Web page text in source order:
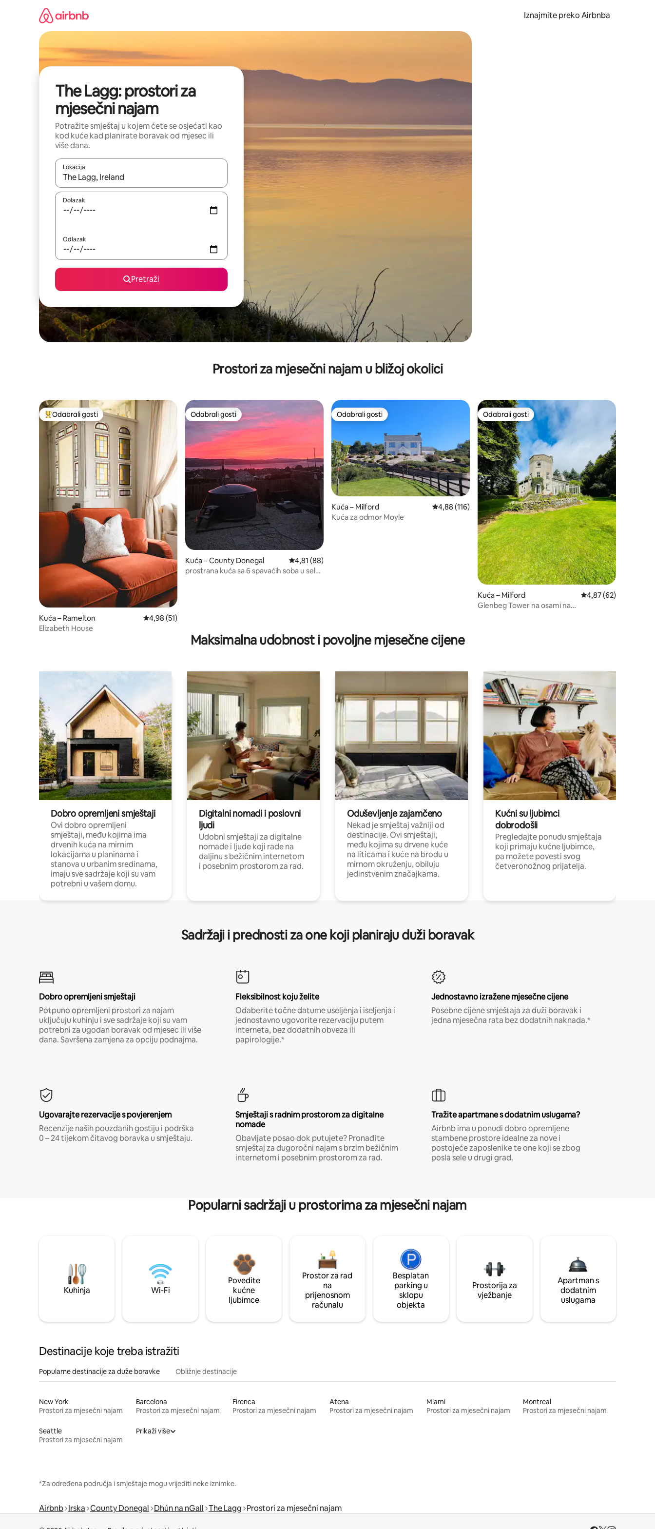
Iznajmite preko Airbnba
The Lagg: prostori za
mjesečni najam
Potražite smještaj u kojem ćete se osjećati kao
kod kuće kad planirate boravak od mjesec ili
više dana.
Lokacija
Kada budu dostupni rezultati, moći ćete ih pregledati koristeći se strelicama prema gore i prema dolje, kao i dodirom ili prelaskom prstom po zaslonu.
Dolazak
Odlazak
Pretraži
Prostori za mjesečni najam u bližoj okolici
Među najviše rangiranima s oznakom „Odabrali gosti”
Odabrali gosti
Kuća – Ramelton Prosječna ocjena: 4,98/5, recenzija: 51
4,98 (51)
Elizabeth House
Odabrali gosti
Odabrali gosti
Kuća – County Donegal Prosječna ocjena: 4,81/5, recenzija: 88
4,81 (88)
prostrana kuća sa 6 spavaćih soba u selu
Odabrali gosti
Odabrali gosti
Kuća – Milford Prosječna ocjena: 4,88/5, recenzija: 116
4,88 (116)
Kuća za odmor Moyle
Odabrali gosti
Odabrali gosti
Kuća – Milford Prosječna ocjena:
4,87 (62)
Glenbeg Tower na osami na
Maksimalna udobnost i povoljne mjesečne cijene
Dobro opremljeni smještaji
Ovi dobro opremljeni
smještaji, među kojima ima
drvenih kuća na mirnim
lokacijama u planinama i
stanova u urbanim sredinama,
imaju sve sadržaje koji su vam
potrebni u vašem domu.
Digitalni nomadi i poslovni
ljudi
Udobni smještaji za digitalne
nomade i ljude koji rade na
daljinu s bežičnim internetom
i posebnim prostorom za rad.
Oduševljenje zajamčeno
Nekad je smještaj važniji od
destinacije. Ovi smještaji,
među kojima su drvene kuće
na liticama i kuće na brodu u
mirnom okruženju, obiluju
jedinstvenim značajkama.
Kućni su ljubimci
dobrodošli
Pregledajte ponudu smještaja
koji primaju kućne ljubimce,
pa možete povesti svog
četveronožnog prijatelja.
Sadržaji i prednosti za one koji planiraju duži boravak
Dobro opremljeni smještaji
Potpuno opremljeni prostori za najam
uključuju kuhinju i sve sadržaje koji su vam
potrebni za ugodan boravak od mjesec ili više
dana. Savršena zamjena za opciju podnajma.
Fleksibilnost koju želite
Odaberite točne datume useljenja i iseljenja i
jednostavno ugovorite rezervaciju putem
interneta, bez dodatnih obveza ili
papirologije.*
Jednostavno izražene mjesečne cijene
Posebne cijene smještaja za duži boravak i
jedna mjesečna rata bez dodatnih naknada.*
Ugovarajte rezervacije s povjerenjem
Recenzije naših pouzdanih gostiju i podrška
0 – 24 tijekom čitavog boravka u smještaju.
Smještaji s radnim prostorom za digitalne
nomade
Obavljate posao dok putujete? Pronađite
smještaj za dugoročni najam s brzim bežičnim
internetom i posebnim prostorom za rad.
Tražite apartmane s dodatnim uslugama?
Airbnb ima u ponudi dobro opremljene
stambene prostore idealne za nove i
postojeće zaposlenike te one koji se zbog
posla sele u drugi grad.
Popularni sadržaji u prostorima za mjesečni najam
Kuhinja Wi-Fi
Povedite
kućne
ljubimce
Prostor za rad
na
prijenosnom
računalu
Besplatan
parking u
sklopu
objekta
Prostorija za
vježbanje
Apartman s
dodatnim
uslugama
Destinacije koje treba istražiti
Popularne destinacije za duže boravke Obližnje destinacije
New York
Prostori za mjesečni najam
Barcelona
Prostori za mjesečni najam
Firenca
Prostori za mjesečni najam
Atena
Prostori za mjesečni najam
Miami
Prostori za mjesečni najam
Montreal
Prostori za mjesečni najam
Seattle
Prostori za mjesečni najam
Prikaži više
*Za određena područja i smještaje mogu vrijediti neke iznimke.
Airbnb Irska County Donegal Dhún na nGall The Lagg Prostori za mjesečni najam